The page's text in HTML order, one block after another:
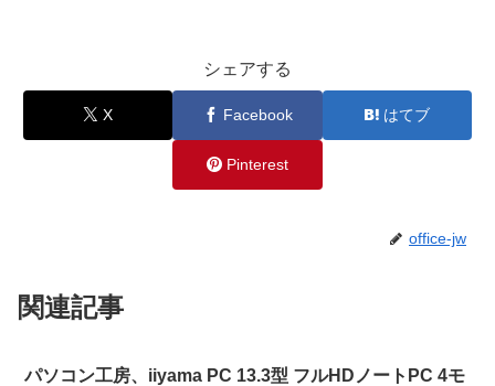
シェアする
X Facebook はてブ
Pinterest
office-jw
関連記事
パソコン工房、iiyama PC 13.3型 フルHDノートPC 4モ